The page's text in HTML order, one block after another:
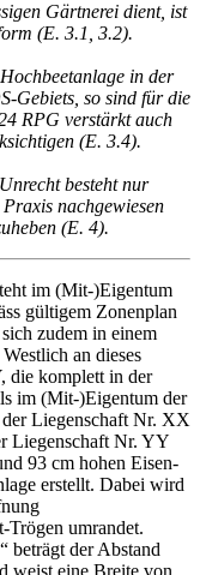
Gärtnerei dient, ist
(E. 3.1, 3.2).
in der
Gebiets, so sind für die
RPG verstärkt auch
(E. 3.4).
besteht nur
nachgewiesen
(E. 4).
im (Mit-)Eigentum
gültigem Zonenplan
zudem in einem
an dieses
die komplett in der
im (Mit-)Eigentum der
Liegenschaft Nr. XX
Liegenschaft Nr. YY
93 cm hohen Eisen-
erstellt. Dabei wird
Trögen umrandet.
beträgt der Abstand